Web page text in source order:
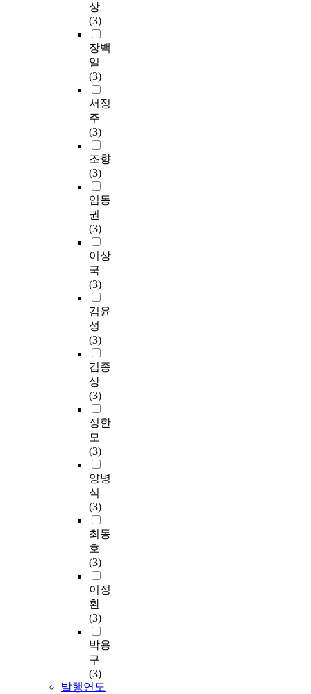
상
(3)
장백
일
(3)
서정
주
(3)
조향
(3)
임동
권
(3)
이상
국
(3)
김윤
성
(3)
김종
상
(3)
정한
모
(3)
양병
식
(3)
최동
호
(3)
이정
환
(3)
박용
구
(3)
발행연도